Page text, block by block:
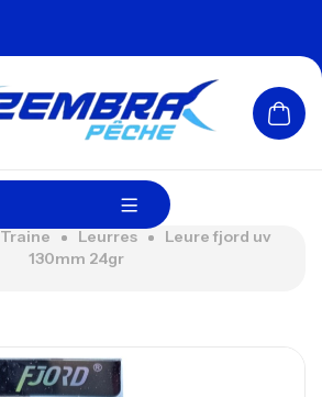
Traine Leurres
Leure fjord uv
130mm 24gr